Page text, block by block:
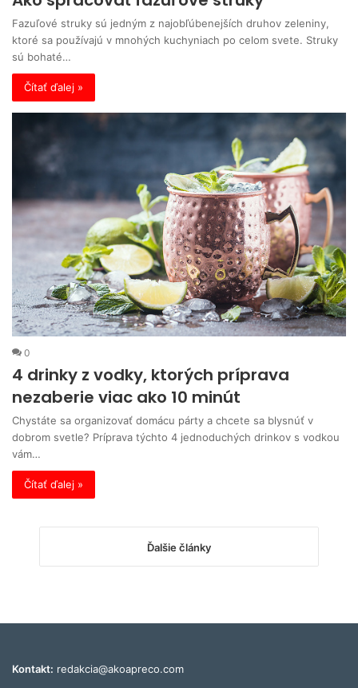
Fazuľové struky sú jedným z najobľúbenejších druhov zeleniny,
ktoré sa používajú v mnohých kuchyniach po celom svete. Struky
sú bohaté…
Čítať ďalej »
0
4 drinky z vodky, ktorých príprava
nezaberie viac ako 10 minút
Chystáte sa organizovať domácu párty a chcete sa blysnúť v
dobrom svetle? Príprava týchto 4 jednoduchých drinkov s vodkou
vám…
Čítať ďalej »
Ďalšie články
Kontakt: redakcia@akoapreco.com